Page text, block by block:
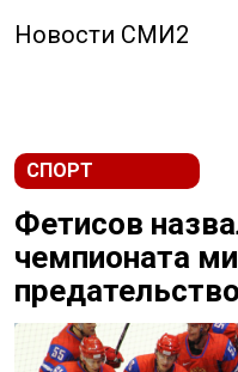
Новости СМИ2
СПОРТ
Фетисов
чемпионата